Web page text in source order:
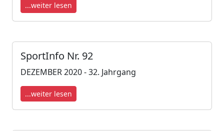
...weiter lesen
SportInfo Nr. 92
DEZEMBER 2020 - 32. Jahrgang
...weiter lesen